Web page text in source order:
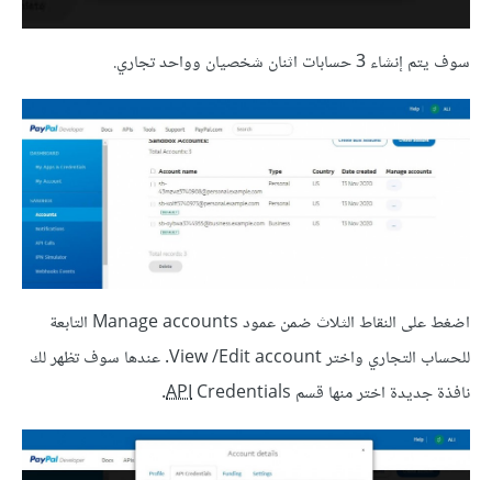
سوف يتم إنشاء 3 حسابات اثنان شخصيان وواحد تجاري.
اضغط على النقاط الثلاث ضمن عمود Manage accounts التابعة
للحساب التجاري واختر View /Edit account. عندها سوف تظهر لك
نافذة جديدة اختر منها قسم
APICredentials.